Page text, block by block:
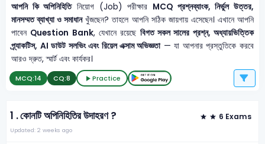
আপনি কি অপিনিহিতিনিয়োগ (Job) পরীক্ষার MCQ প্রশ্নব্যাংক, নির্ভুল উত্তর,
মানসম্মত ব্যাখ্যা ও সমাধানখুঁজছেন? তাহলে আপনি সঠিক জায়গায় এসেছেন। এখানে আপনি
পাবেন Question Bank, যেখানে রয়েছে বিগত সকল সালের প্রশ্ন, অধ্যায়ভিত্তিক
প্র্যাকটিস, AI ডাউট সলভিং এবং রিয়েল এক্সাম অভিজ্ঞতা— যা আপনার প্রস্তুতিকে করবে
আরও দ্রুত, স্মার্ট এবং কার্যকর।
MCQ:14 CQ:8 Practice
1 .কোনটি অপিনিহিতির উদাহরণ ? 6 Exams
Updated: 2 weeks ago